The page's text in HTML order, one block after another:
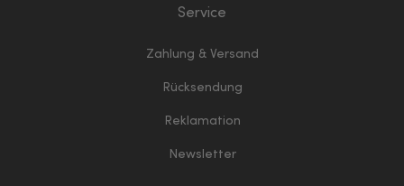
Service
Zahlung & Versand
Rücksendung
Reklamation
Newsletter